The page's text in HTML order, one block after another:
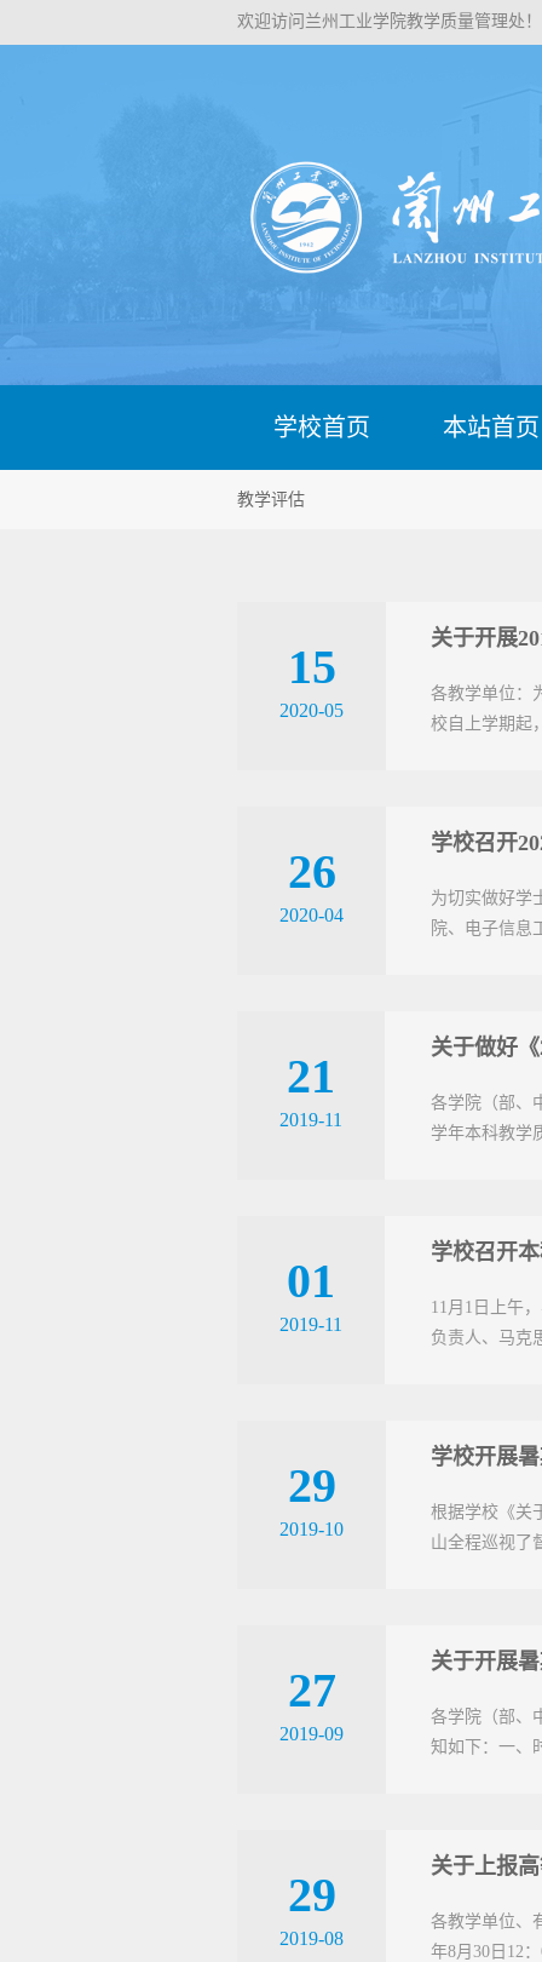
欢迎访问兰州工业学院教学质量管理处！
学校首页 本站首页
教学评估
15
2020-05
关于开展
各教学单位：
校自上学期起
26
2020-04
学校召开
为切实做好学
院、电子信息
21
2019-11
关于做好
各学院（部、
学年本科教学
01
2019-11
学校召开
11月1日上午
负责人、马克
29
2019-10
学校开展
根据学校《关
山全程巡视了
27
2019-09
关于开展
各学院（部、
知如下：一、
29
2019-08
关于上报
各教学单位、
年8月30日12